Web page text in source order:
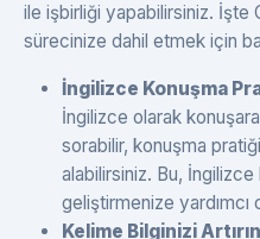
ile işbirliği yapabilirsiniz.
sürecinize dahil etmek için
İngilizce Konuşma
İngilizce olarak
sorabilir, konuşma
alabilirsiniz. Bu,
geliştirmenize yardımcı
Kelime Bilginizi